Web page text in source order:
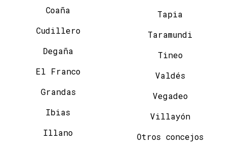
Coaña
Cudillero
Degaña
El Franco
Grandas
Ibias
Illano
Tapia
Taramundi
Tineo
Valdés
Vegadeo
Villayón
Otros concejos